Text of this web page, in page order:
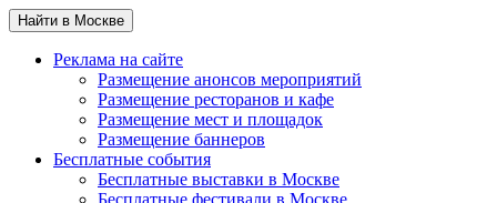
Найти в Москве
Реклама на сайте
Размещение анонсов мероприятий
Размещение ресторанов и кафе
Размещение мест и площадок
Размещение баннеров
Бесплатные события
Бесплатные выставки в Москве
Бесплатные фестивали в Москве